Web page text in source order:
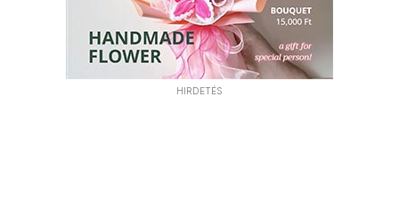
HIRDETÉS